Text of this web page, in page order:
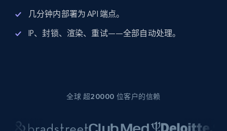
几分钟内部署为 API 端点。
IP、封锁、渲染、重试——全部自动处理。
全球 超20000 位客户的信赖